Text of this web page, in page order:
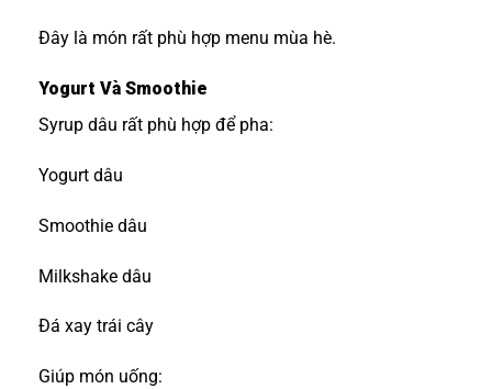
Đây là món rất phù hợp menu mùa hè.
Yogurt Và Smoothie
Syrup dâu rất phù hợp để pha:
Yogurt dâu
Smoothie dâu
Milkshake dâu
Đá xay trái cây
Giúp món uống: